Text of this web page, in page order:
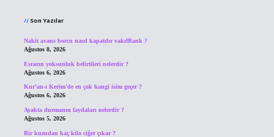
Son Yazılar
Nakit avans borcu nasıl kapatılır vakıfBank ?
Ağustos 8, 2026
Esrarın yoksunluk belirtileri nelerdir ?
Ağustos 6, 2026
Kur’an-ı Kerim’de en çok hangi isim geçer ?
Ağustos 6, 2026
Ayakta durmanın faydaları nelerdir ?
Ağustos 5, 2026
Bir kuzudan kaç kilo ciğer çıkar ?